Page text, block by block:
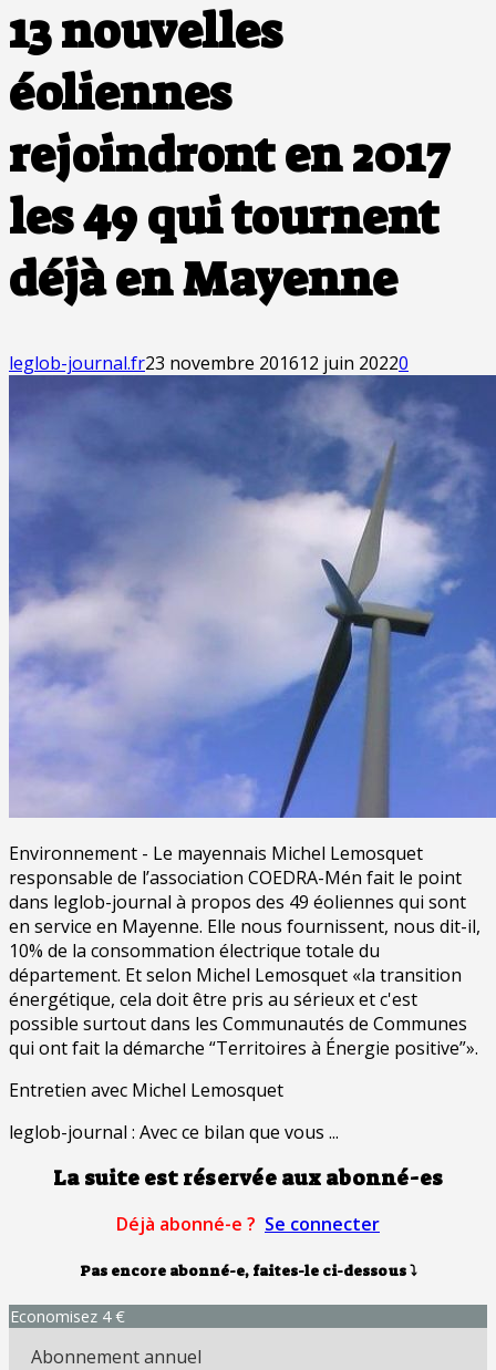
13 nouvelles
éoliennes
rejoindront en 2017
les 49 qui tournent
déjà en Mayenne
leglob-journal.fr23 novembre 201612 juin 20220
Environnement - Le mayennais Michel Lemosquet
responsable de l’association COEDRA-Mén fait le point
dans leglob-journal à propos des 49 éoliennes qui sont
en service en Mayenne. Elle nous fournissent, nous dit-il,
10% de la consommation électrique totale du
département. Et selon Michel Lemosquet «la transition
énergétique, cela doit être pris au sérieux et c'est
possible surtout dans les Communautés de Communes
qui ont fait la démarche “Territoires à Énergie positive”».
Entretien avec Michel Lemosquet
leglob-journal : Avec ce bilan que vous ...
La suite est réservée aux abonné-es
Déjà abonné-e ? Se connecter
Pas encore abonné-e, faites-le ci-dessous⤵
Economisez 4 €
Abonnement annuel